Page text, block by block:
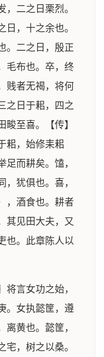
，二之日栗烈。
日，十之余也。
。二之日，殷正
毛布也。卒，终
贱者无褐，将何
之日于耜，四之
畯至喜。【传】
耜，始修耒耜
足而耕矣。馌，
，犹俱也。喜，
，酒食也。耕者
其见田大夫，又
也。此章陈人以
将言女功之始，
。女执懿筐，遵
离黄也。懿筐，
宅，树之以桑。